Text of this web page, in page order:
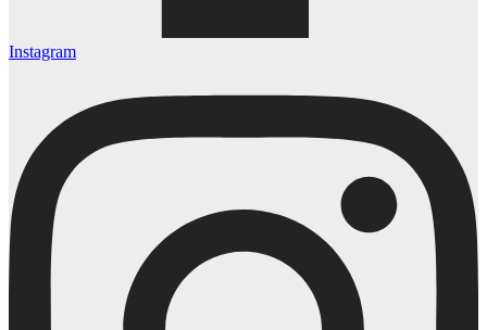
Instagram